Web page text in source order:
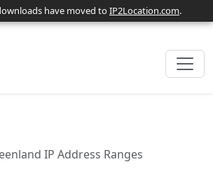
have moved toIP2Location.com.
IP Address Ranges